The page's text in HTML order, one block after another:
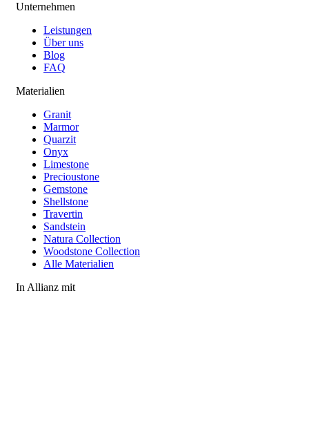
Unternehmen
Leistungen
Über uns
Blog
FAQ
Materialien
Granit
Marmor
Quarzit
Onyx
Limestone
Precioustone
Gemstone
Shellstone
Travertin
Sandstein
Natura Collection
Woodstone Collection
Alle Materialien
In Allianz mit